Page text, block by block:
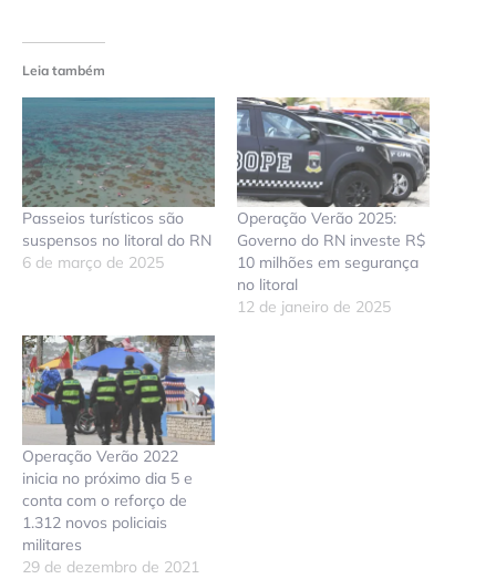
Leia também
Passeios turísticos são
suspensos no litoral do RN
6 de março de 2025
Operação Verão 2025:
Governo do RN investe R$
10 milhões em segurança
no litoral
12 de janeiro de 2025
Operação Verão 2022
inicia no próximo dia 5 e
conta com o reforço de
1.312 novos policiais
militares
29 de dezembro de 2021